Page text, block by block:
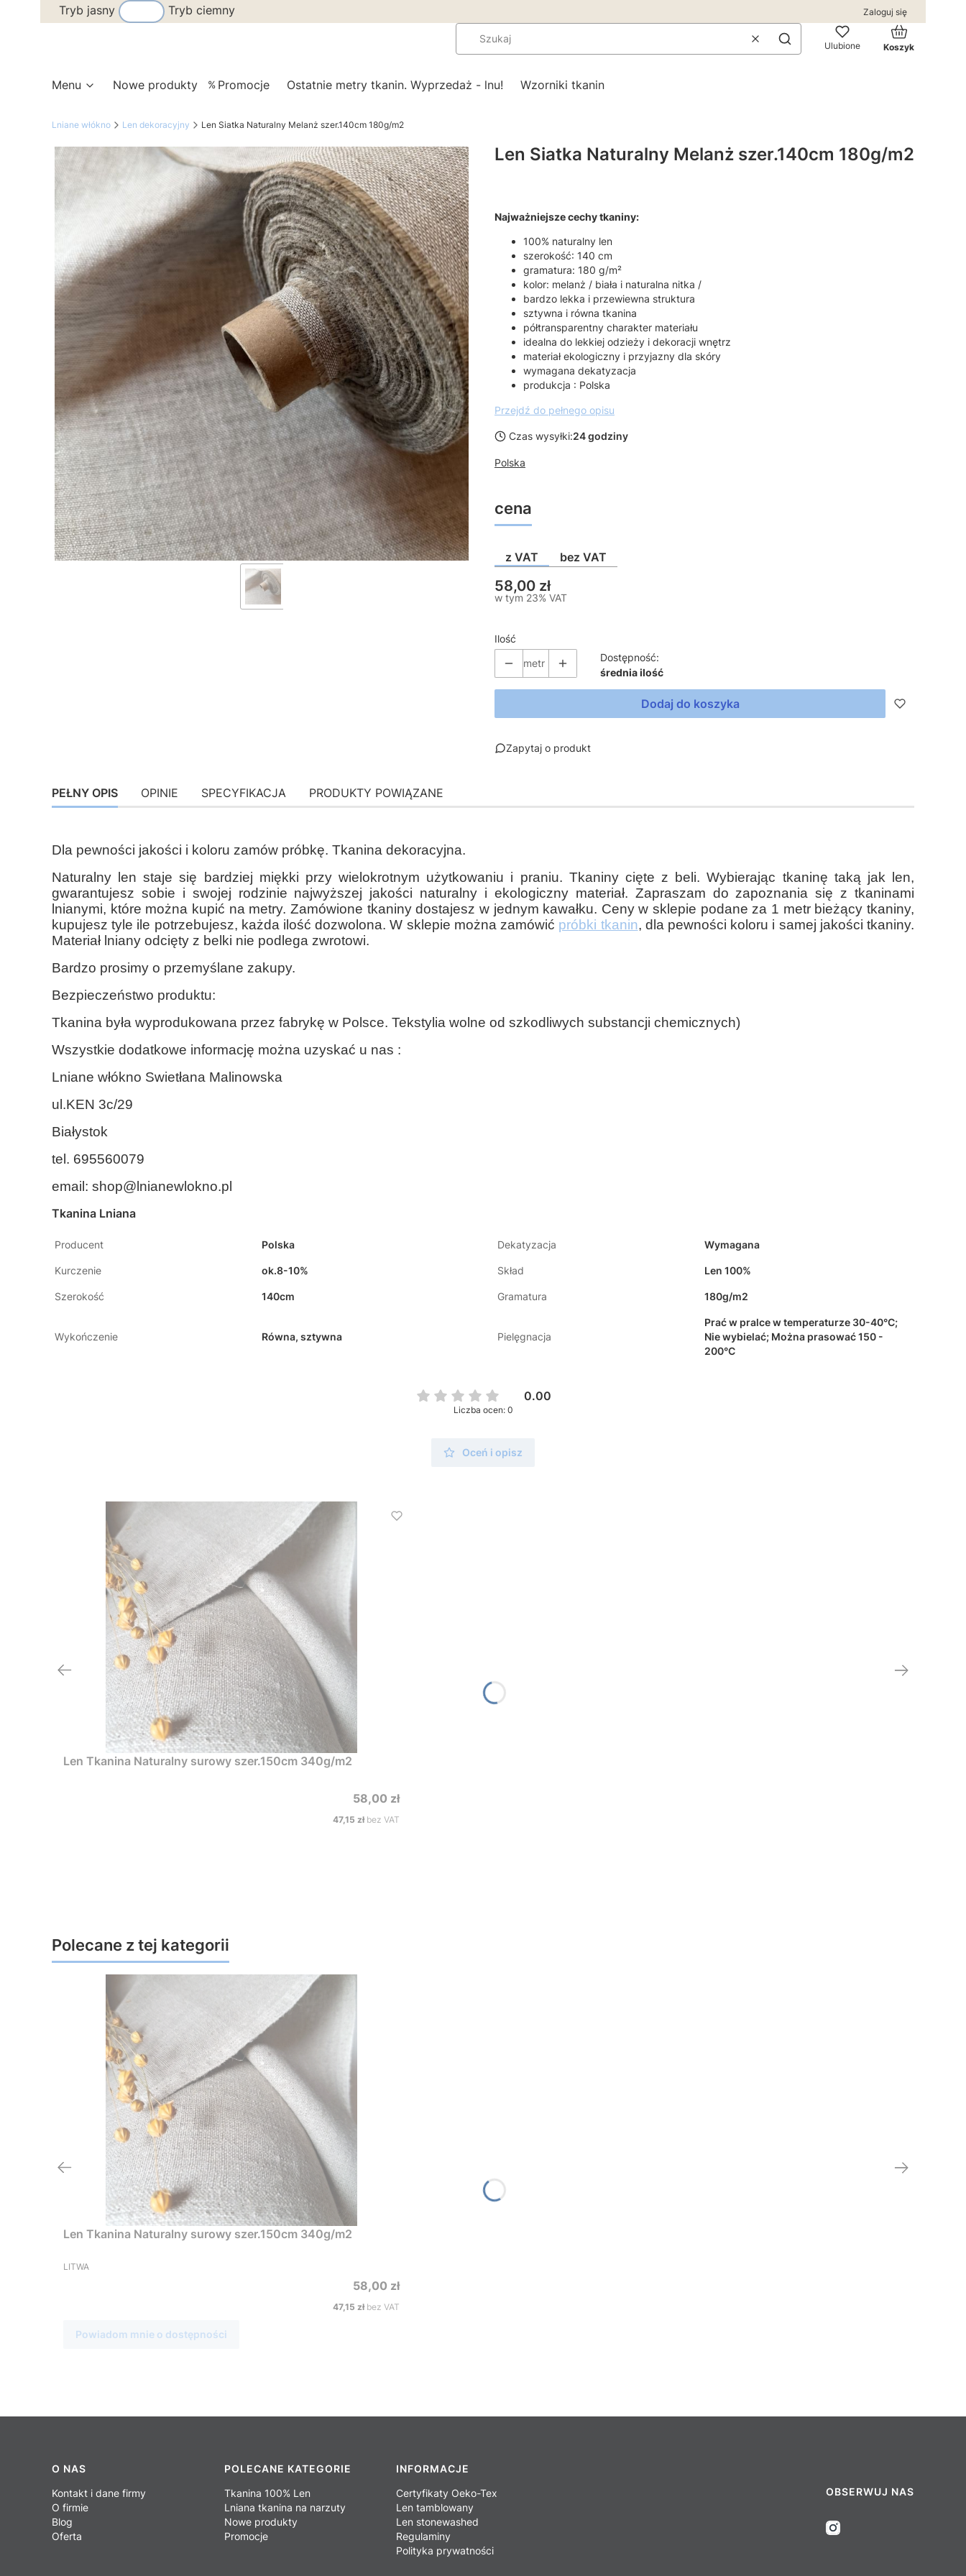
Tryb jasny Tryb ciemny Zaloguj się
WyczyśćSzukaj Ulubione
Produkty w
Koszyk
Menu Nowe produkty Promocje Ostatnie metry tkanin. Wyprzedaż - lnu! Wzorniki tkanin
Lniane włókno Len dekoracyjny Len Siatka Naturalny Melanż szer.140cm 180g/m2
Len Siatka Naturalny Melanż szer.140cm 180g/m2
Najważniejsze cechy tkaniny:
100% naturalny len
szerokość: 140 cm
gramatura: 180 g/m²
kolor: melanż / biała i naturalna nitka /
bardzo lekka i przewiewna struktura
sztywna i równa tkanina
półtransparentny charakter materiału
idealna do lekkiej odzieży i dekoracji wnętrz
materiał ekologiczny i przyjazny dla skóry
wymagana dekatyzacja
produkcja : Polska
Przejdź do pełnego opisu
Czas wysyłki:24 godziny
Polska
cena
z VAT bez VAT
Cena
58,00 zł
w tym 23% VAT
w tym 23% VAT
Ilość
metr
Dostępność:
średnia ilość
Dodaj do koszyka
Zapytaj o produkt
PEŁNY OPIS OPINIE SPECYFIKACJA PRODUKTY POWIĄZANE
Dla pewności jakości i koloru zamów próbkę. Tkanina dekoracyjna.
Naturalny len staje się bardziej miękki przy wielokrotnym użytkowaniu i praniu. Tkaniny cięte z beli. Wybierając tkaninę taką jak len,
gwarantujesz sobie i swojej rodzinie najwyższej jakości naturalny i ekologiczny materiał. Zapraszam do zapoznania się z tkaninami
lnianymi, które można kupić na metry. Zamówione tkaniny dostajesz w jednym kawałku. Ceny w sklepie podane za 1 metr bieżący tkaniny,
kupujesz tyle ile potrzebujesz, każda ilość dozwolona. W sklepie można zamówić próbki tkanin, dla pewności koloru i samej jakości tkaniny.
Materiał lniany odcięty z belki nie podlega zwrotowi.
Bardzo prosimy o przemyślane zakupy.
Bezpieczeństwo produktu:
Tkanina była wyprodukowana przez fabrykę w Polsce. Tekstylia wolne od szkodliwych substancji chemicznych)
Wszystkie dodatkowe informację można uzyskać u nas :
Lniane włókno Swietłana Malinowska
ul.KEN 3c/29
Białystok
tel. 695560079
email: shop@lnianewlokno.pl
Tkanina Lniana
Producent Polska Dekatyzacja Wymagana
Kurczenie ok.8-10% Skład Len 100%
Szerokość 140cm Gramatura 180g/m2
Wykończenie Równa, sztywna Pielęgnacja
Prać w pralce w temperaturze 30-40°C;
Nie wybielać; Można prasować 150 -
200°C
0.00
Liczba ocen: 0
Oceń i opisz
Len Tkanina Naturalny surowy szer.150cm 340g/m2
Cena
58,00 zł
Cena
47,15 zł bez VAT
Polecane z tej kategorii
Len Tkanina Naturalny surowy szer.150cm 340g/m2
PRODUCENT
LITWA
Cena
58,00 zł
Cena
47,15 zł bez VAT
Powiadom mnie o dostępności
Linki w stopce
O NAS
Kontakt i dane firmy
O firmie
Blog
Oferta
POLECANE KATEGORIE
Tkanina 100% Len
Lniana tkanina na narzuty
Nowe produkty
Promocje
INFORMACJE
Certyfikaty Oeko-Tex
Len tamblowany
Len stonewashed
Regulaminy
Polityka prywatności
OBSERWUJ NAS